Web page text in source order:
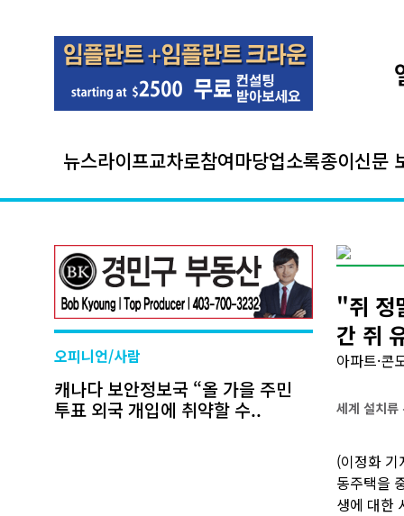
뉴스라이프교차로참여마당업소록종이신문
오피니언/사람
캐나다 보안정보국 “올 가을 주민
투표 외국 개입에 취약할 수..
"쥐 정
간 쥐
아파트·콘
세계 설치
(이정화
동주택을
생에 대한